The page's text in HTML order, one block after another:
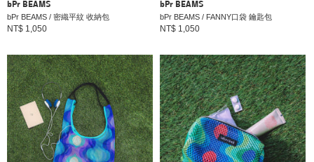
bPr BEAMS
bPr BEAMS / 密織平紋 收納包
NT$ 1,050
bPr BEAMS
bPr BEAMS / FANNY口袋 鑰匙包
NT$ 1,050